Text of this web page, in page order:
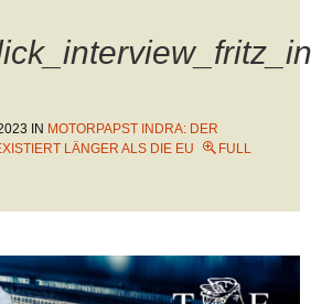
IN MOTORPAPST INDRA: DER
LÄNGER ALS DIE EU
FULL